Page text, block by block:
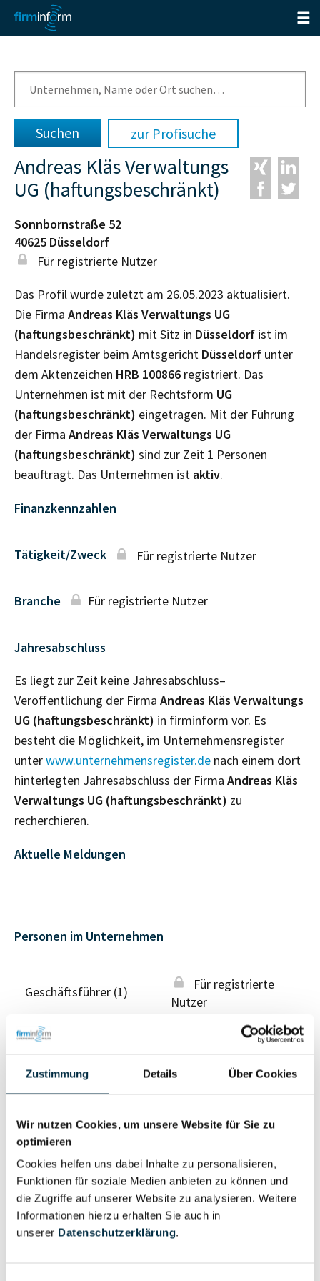
Zustimmung Details Über Cookies
Wir nutzen Cookies, um unsere Website für Sie zu
optimieren
Cookies helfen uns dabei Inhalte zu personalisieren,
Funktionen für soziale Medien anbieten zu können und
die Zugriffe auf unserer Website zu analysieren. Weitere
Informationen hierzu erhalten Sie auch in
unserer Datenschutzerklärung.
zur Profisuche
Andreas Kläs Verwaltungs
UG (haftungsbeschränkt)
Sonnbornstraße 52
40625 Düsseldorf
Für registrierte Nutzer
Das Profil wurde zuletzt am 26.05.2023 aktualisiert.
Die Firma Andreas Kläs Verwaltungs UG
(haftungsbeschränkt) mit Sitz in Düsseldorf ist im
Handelsregister beim Amtsgericht Düsseldorf unter
dem Aktenzeichen HRB 100866 registriert. Das
Unternehmen ist mit der Rechtsform UG
(haftungsbeschränkt) eingetragen. Mit der Führung
der Firma Andreas Kläs Verwaltungs UG
(haftungsbeschränkt) sind zur Zeit 1 Personen
beauftragt. Das Unternehmen ist aktiv.
Finanzkennzahlen
Tätigkeit/Zweck Für registrierte Nutzer
Branche Für registrierte Nutzer
Jahresabschluss
Es liegt zur Zeit keine Jahresabschluss–
Veröffentlichung der Firma Andreas Kläs Verwaltungs
UG (haftungsbeschränkt) in firminform vor. Es
besteht die Möglichkeit, im Unternehmensregister
unterwww.unternehmensregister.de nach einem dort
hinterlegten Jahresabschluss der Firma Andreas Kläs
Verwaltungs UG (haftungsbeschränkt) zu
recherchieren.
Aktuelle Meldungen
Personen im Unternehmen
Geschäftsführer (1)
Für registrierte
Nutzer
Berechtigter
Unternehmensprofil
Eigentums- und Kontrollstruktur
Gesellschafterstruktur
Vollständiges
Unternehmensprofil
anfragen